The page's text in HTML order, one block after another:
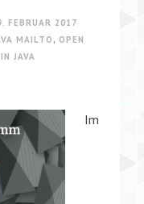
FEBRUAR 2017
MAILTO , OPEN
JAVA
Im